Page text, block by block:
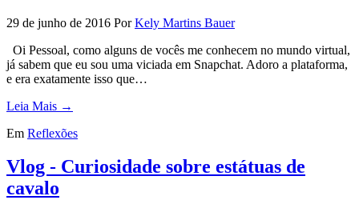
29 de junho de 2016 Por Kely Martins Bauer
Oi Pessoal, como alguns de vocês me conhecem no mundo virtual,
já sabem que eu sou uma viciada em Snapchat. Adoro a plataforma,
e era exatamente isso que…
Leia Mais →
Em Reflexões
Vlog - Curiosidade sobre estátuas de
cavalo